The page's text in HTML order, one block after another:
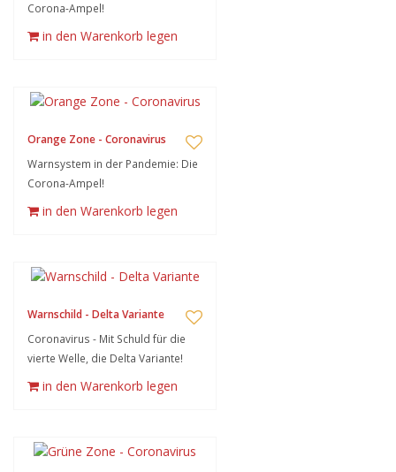
Corona-Ampel!
in den Warenkorb legen
Orange Zone - Coronavirus
Warnsystem in der Pandemie: Die
Corona-Ampel!
in den Warenkorb legen
Warnschild - Delta Variante
Coronavirus - Mit Schuld für die
vierte Welle, die Delta Variante!
in den Warenkorb legen